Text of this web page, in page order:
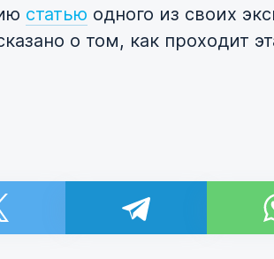
статью одного из своих
о том, как проходит